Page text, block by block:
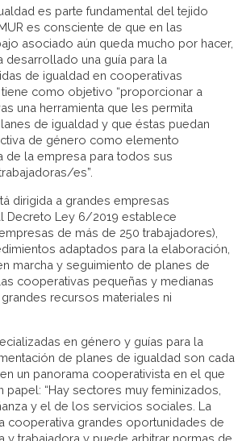
es parte fundamental del tejido
es consciente de que en las
asociado aún queda mucho por hacer,
desarrollado una guía para la
de igualdad en cooperativas
tiene como objetivo “proporcionar a
una herramienta que les permita
de igualdad y que éstas puedan
de género como elemento
de la empresa para todos sus
es”.
dirigida a grandes empresas
Decreto Ley 6/2019 establece
de más de 250 trabajadores),
adaptados para la elaboración,
marcha y seguimiento de planes de
cooperativas pequeñas y medianas
recursos materiales ni
en género y guías para la
de planes de igualdad son cada
un panorama cooperativista en el que
papel: “Hay sectores muy feminizados,
y el de los servicios sociales. La
cooperativa grandes oportunidades de
y trabajadora y puede arbitrar normas de